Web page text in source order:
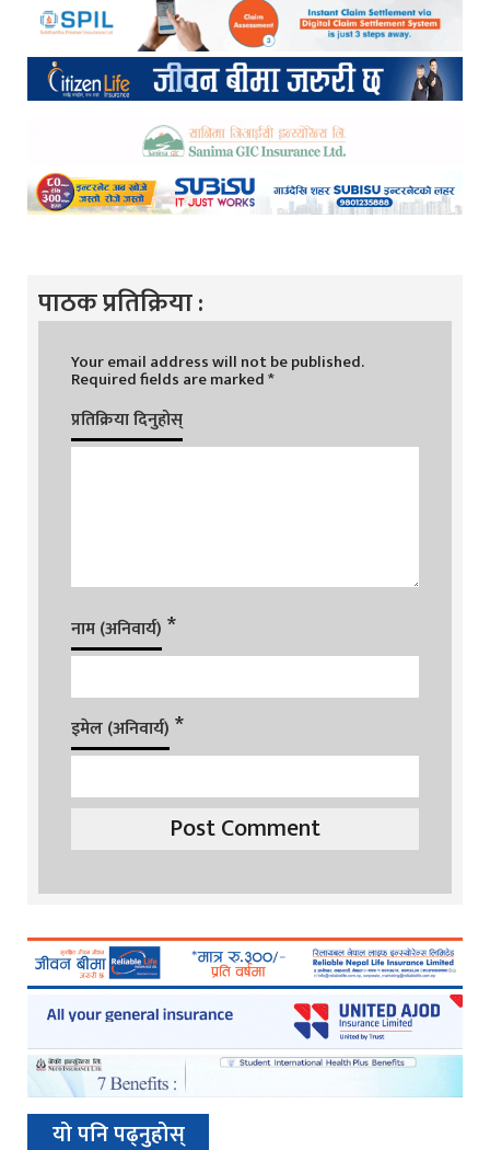
पाठक प्रतिक्रिया :
Your email address will not be published.
Required fields are marked*
प्रतिक्रिया दिनुहोस्
नाम (अनिवार्य) *
इमेल (अनिवार्य) *
यो पनि पढ्नुहोस्